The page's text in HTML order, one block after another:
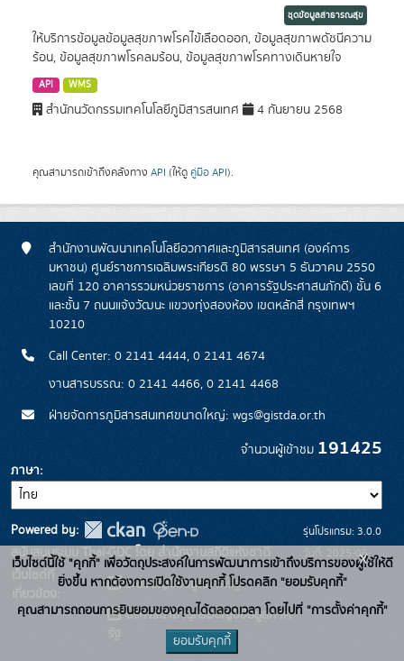
ชุดข้อมูลสาธารณสุข
ให้บริการข้อมูลข้อมูลสุขภาพโรคไข้เลือดออก, ข้อมูลสุขภาพดัชนีความ
ร้อน, ข้อมูลสุขภาพโรคลมร้อน, ข้อมูลสุขภาพโรคทางเดินหายใจ
API WMS
สำนักนวัตกรรมเทคโนโลยีภูมิสารสนเทศ 4 กันยายน 2568
คุณสามารถเข้าถึงคลังทาง API (ให้ดู คู่มือ API).
สำนักงานพัฒนาเทคโนโลยีอวกาศและภูมิสารสนเทศ (องค์การ
มหาชน) ศูนย์ราชการเฉลิมพระเกียรติ 80 พรรษา 5 ธันวาคม 2550
เลขที่ 120 อาคารรวมหน่วยราชการ (อาคารรัฐประศาสนภักดี) ชั้น 6
และชั้น 7 ถนนแจ้งวัฒนะ แขวงทุ่งสองห้อง เขตหลักสี่ กรุงเทพฯ
10210
Call Center: 0 2141 4444, 0 2141 4674
งานสารบรรณ: 0 2141 4466, 0 2141 4468
ฝ่ายจัดการภูมิสารสนเทศขนาดใหญ่: wgs@gistda.or.th
จำนวนผู้เข้าชม 191425
ภาษา
Powered by:
สนับสนุนระบบ Thai-GDC โดย สำนักงานสถิติแห่งชาติ
เว็บไซต์ที่
เกี่ยวข้อง:
ระบบบัญชีข้อมูลภาครัฐ
บริการนามานุกรมบัญชีข้อมูลภาค
รุ่นโปรแกรม: 3.0.0
วันที่: 2025-06-
26
เว็บไซต์นี้ใช้ "คุกกี้" เพื่อวัตถุประสงค์ในการพัฒนาการเข้าถึงบริการของผู้ใช้ให้ดี
ยิ่งขึ้น หากต้องการเปิดใช้งานคุกกี้ โปรดคลิก "ยอมรับคุกกี้"
คุณสามารถถอนการยินยอมของคุณได้ตลอดเวลา โดยไปที่ "การตั้งค่าคุกกี้"
ยอมรับคุกกี้
x